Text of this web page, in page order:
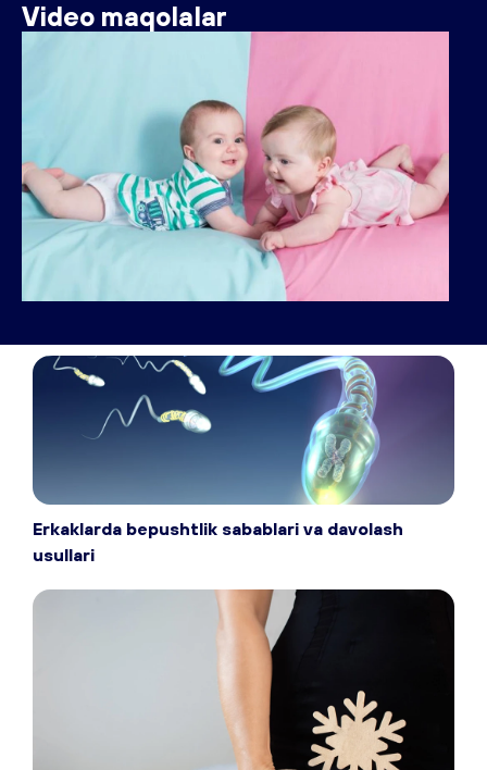
Video maqolalar
Erkaklarda bepushtlik sabablari va davolash
usullari